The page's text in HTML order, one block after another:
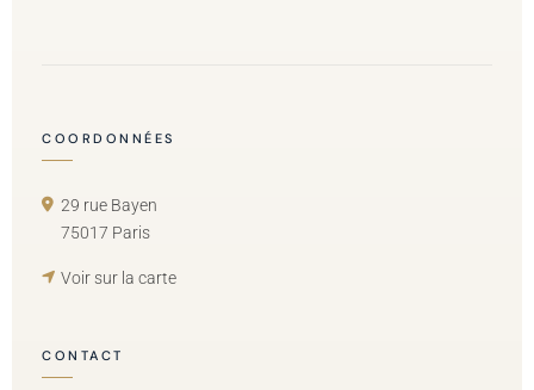
COORDONNÉES
29 rue Bayen
75017 Paris
Voir sur la carte
CONTACT